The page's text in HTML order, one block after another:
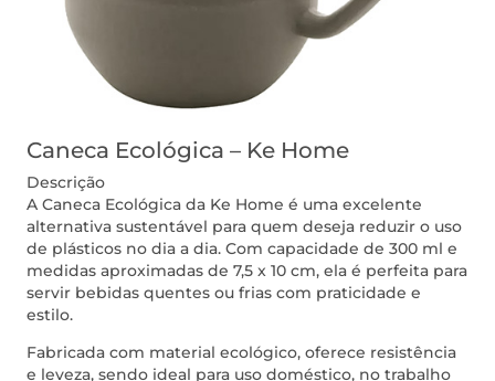
Caneca Ecológica – Ke Home
Descrição
A Caneca Ecológica da Ke Home é uma excelente
alternativa sustentável para quem deseja reduzir o uso
de plásticos no dia a dia. Com capacidade de 300 ml e
medidas aproximadas de 7,5 x 10 cm, ela é perfeita para
servir bebidas quentes ou frias com praticidade e
estilo.
Fabricada com material ecológico, oferece resistência
e leveza, sendo ideal para uso doméstico, no trabalho